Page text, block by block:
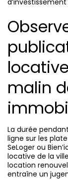
malin
La durée
ligne sur les
SeLoger ou
locative de la
location
entraîne un